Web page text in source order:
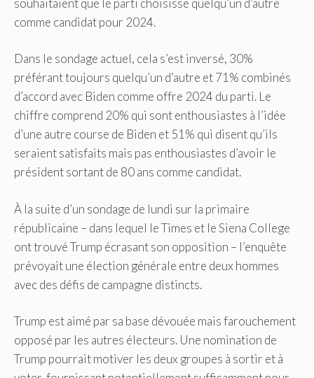
souhaitaient que le parti choisisse quelqu’un d’autre
comme candidat pour 2024.
Dans le sondage actuel, cela s’est inversé, 30%
préférant toujours quelqu’un d’autre et 71% combinés
d’accord avec Biden comme offre 2024 du parti. Le
chiffre comprend 20% qui sont enthousiastes à l’idée
d’une autre course de Biden et 51% qui disent qu’ils
seraient satisfaits mais pas enthousiastes d’avoir le
président sortant de 80 ans comme candidat.
À la suite d’un sondage de lundi sur la primaire
républicaine – dans lequel le Times et le Siena College
ont trouvé Trump écrasant son opposition – l’enquête
prévoyait une élection générale entre deux hommes
avec des défis de campagne distincts.
Trump est aimé par sa base dévouée mais farouchement
opposé par les autres électeurs. Une nomination de
Trump pourrait motiver les deux groupes à sortir et à